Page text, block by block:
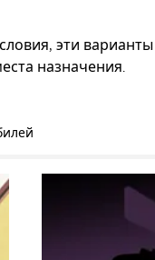
эти
назначения.